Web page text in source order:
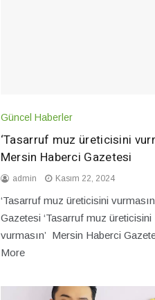
Güncel Haberler
‘Tasarruf muz üreticisini
Mersin Haberci Gazetesi
admin Kasım 22, 2024
‘Tasarruf muz üreticisini
Gazetesi ‘Tasarruf muz üreticisini
vurmasın’ Mersin Haberci
More